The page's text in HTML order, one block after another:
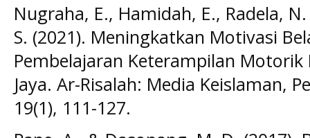
Nugraha, E., Hamidah, E., Radela,
S. (2021). Meningkatkan Motivasi
Pembelajaran Keterampilan
Jaya. Ar-Risalah: Media Keislaman,
19(1), 111-127.